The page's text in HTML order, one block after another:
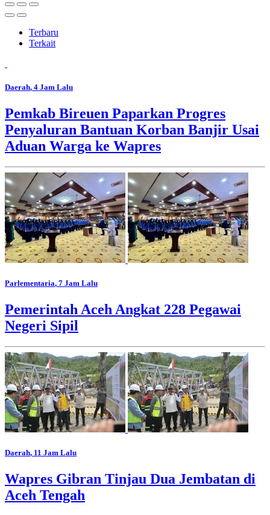
Terbaru
Terkait
Daerah, 4 Jam Lalu
Pemkab Bireuen Paparkan Progres
Penyaluran Bantuan Korban Banjir Usai
Aduan Warga ke Wapres
Parlementaria, 7 Jam Lalu
Pemerintah Aceh Angkat 228 Pegawai
Negeri Sipil
Daerah, 11 Jam Lalu
Wapres Gibran Tinjau Dua Jembatan di
Aceh Tengah